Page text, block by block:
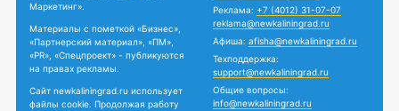
Маркетинг».
Материалы с пометкой «Бизнес»,
«Партнерский материал», «ПМ»,
«PR», «Спецпроект» - публикуются
на правах рекламы.
Сайт newkaliningrad.ru использует
файлы cookie. Продолжая работу
Реклама: +7 (4012) 31-07-07
reklama@newkaliningrad.ru
Афиша: afisha@newkaliningrad.ru
Техподдержка:
support@newkaliningrad.ru
Общие вопросы:
info@newkaliningrad.ru